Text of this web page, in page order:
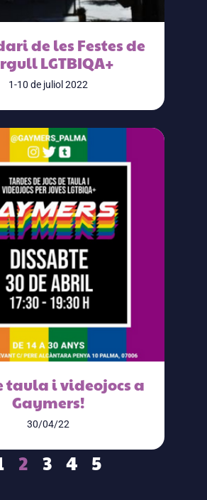
de les Festes de
LGTBIQA+
1-10 de juliol 2022
taula i videojocs a
Gaymers!
30/04/22
2 3 4 5